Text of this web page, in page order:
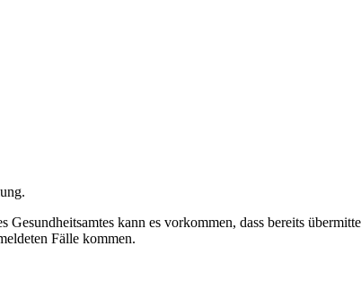
kann es vorkommen, dass bereits
Fälle kommen.